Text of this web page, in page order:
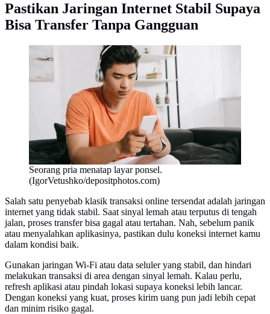
Pastikan Jaringan Internet Stabil Supaya
Bisa Transfer Tanpa Gangguan
Seorang pria menatap layar ponsel.
(IgorVetushko/depositphotos.com)
Salah satu penyebab klasik transaksi online tersendat adalah jaringan
internet yang tidak stabil. Saat sinyal lemah atau terputus di tengah
jalan, proses transfer bisa gagal atau tertahan. Nah, sebelum panik
atau menyalahkan aplikasinya, pastikan dulu koneksi internet kamu
dalam kondisi baik.
Gunakan jaringan Wi-Fi atau data seluler yang stabil, dan hindari
melakukan transaksi di area dengan sinyal lemah. Kalau perlu,
refresh aplikasi atau pindah lokasi supaya koneksi lebih lancar.
Dengan koneksi yang kuat, proses kirim uang pun jadi lebih cepat
dan minim risiko gagal.